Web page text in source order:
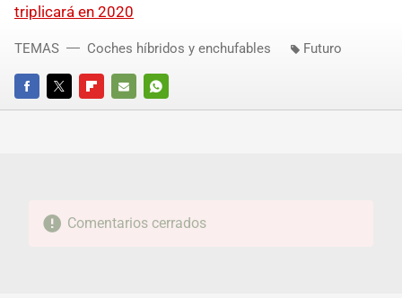
triplicará en 2020
FACEBOOKTWITTERFLIPBOARD
E-
WHATSAPP
TEMAS Coches híbridos y enchufables Futuro
Comentarios cerrados